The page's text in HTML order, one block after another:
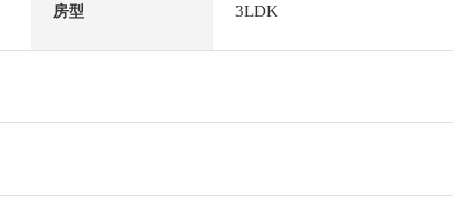
房型 3LDK